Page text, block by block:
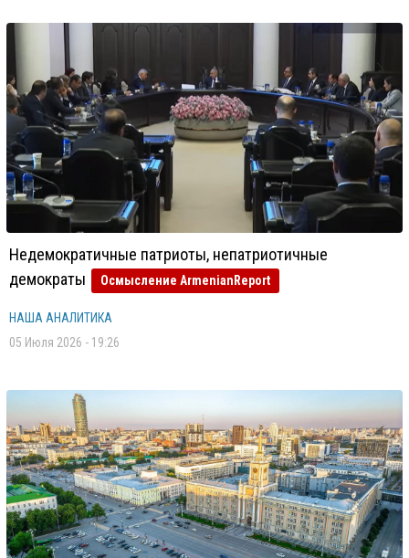
Недемократичные патриоты, непатриотичные
демократы
Осмысление ArmenianReport
НАША АНАЛИТИКА
05 Июля 2026 - 19:26